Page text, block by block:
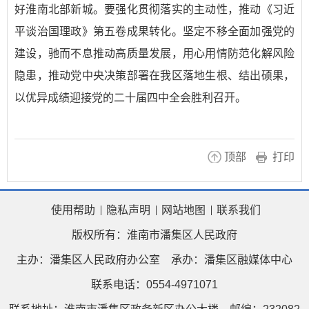
好淮南北部新城。要强化贯彻落实的主动性，推动《习近
平谈治国理政》第五卷成果转化。坚定不移全面加强党的
建设，驰而不息推动高质量发展，用心用情防范化解风险
隐患，推动党中央决策部署在我区落地生根、结出硕果，
以优异成绩迎接党的二十届四中全会胜利召开。
顶部 打印
使用帮助 隐私声明 网站地图 联系我们
版权所有：淮南市潘集区人民政府
主办：潘集区人民政府办公室 承办：潘集区融媒体中心
联系电话：0554-4971071